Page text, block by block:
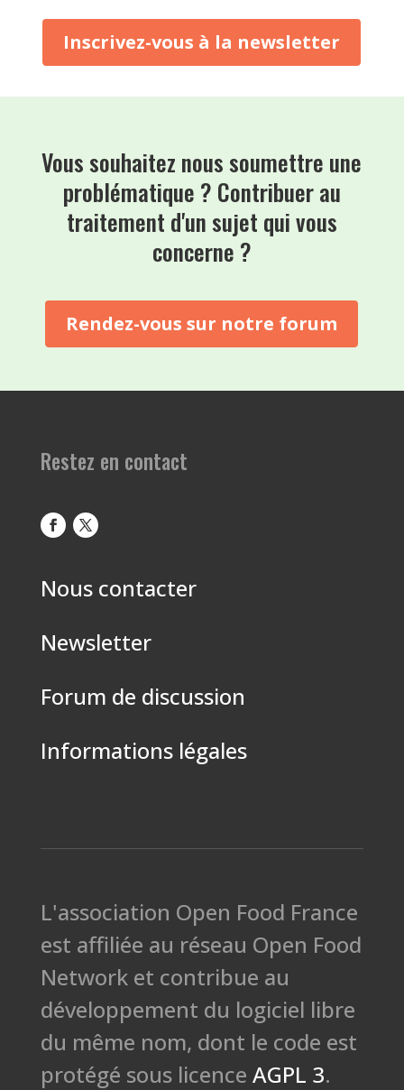
Inscrivez-vous à la newsletter
Vous souhaitez nous soumettre une
problématique ? Contribuer au
traitement d'un sujet qui vous
concerne ?
Rendez-vous sur notre forum
Restez en contact
Nous contacter
Newsletter
Forum de discussion
Informations légales
L'association Open Food France
est affiliée au réseau Open Food
Network et contribue au
développement du logiciel libre
du même nom, dont le code est
protégé sous licence AGPL 3.